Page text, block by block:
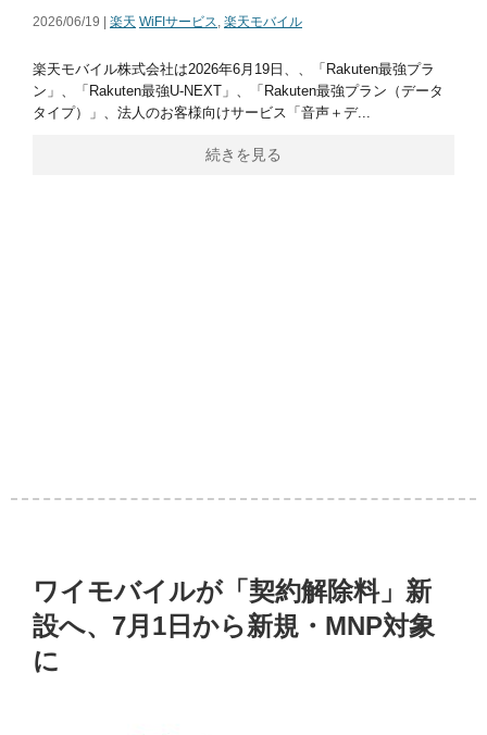
2026/06/19 | 楽天 WiFIサービス, 楽天モバイル
楽天モバイル株式会社は2026年6月19日、、「Rakuten最強プラ
ン」、「Rakuten最強U-NEXT」、「Rakuten最強プラン（データ
タイプ）」、法人のお客様向けサービス「音声＋デ...
続きを見る
ワイモバイルが「契約解除料」新
設へ、7月1日から新規・MNP対象
に